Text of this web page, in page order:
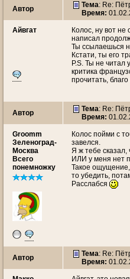
Автор Тема: Re:
Время:
Айвгат
Колос, ну вот не
написал
Ты ссылаешься
Кстати, ты его
P.S. Ты не читал
критика
прочитать, благо
Автор Тема: Re:
Время:
Groomm
Зеленоград-
Москва
Всего
понемножку
Колос пойми с
завелся.
Я ж тебе
ИЛИ у меня нет
Такое
то убедить,
Расслабся
Автор Тема: Re:
Время: